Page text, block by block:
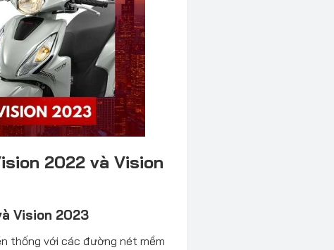
2022 và Vision
Vision 2023
thống với các đường nét mềm